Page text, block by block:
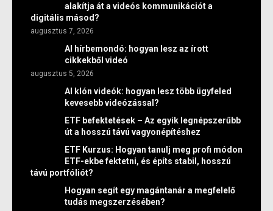
alakítja át a videós kommunikációt a
digitális másod?
augusztus 7, 2026
AI hírbemondó: hogyan lesz az írott
cikkekből videó
augusztus 5, 2026
AI klón videók: hogyan lesz több ügyfeled
kevesebb videózással?
ETF befektetések – Az egyik legnépszerűbb
út a hosszú távú vagyonépítéshez
ETF Kurzus: Hogyan tanulj meg profi módon
ETF-ekbe fektetni, és építs stabil, hosszú
távú portfóliót?
Hogyan segít egy magántanár a megfelelő
tudás megszerzésében?